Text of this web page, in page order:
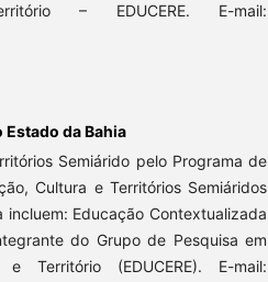
– EDUCERE. E-mail:
da Bahia
Semiárido pelo Programa de
Cultura e Territórios Semiáridos
incluem: Educação Contextualizada
do Grupo de Pesquisa em
Território (EDUCERE). E-mail: